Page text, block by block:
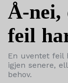
Å-nei,
feil
En uventet feil
igjen senere,
behov.